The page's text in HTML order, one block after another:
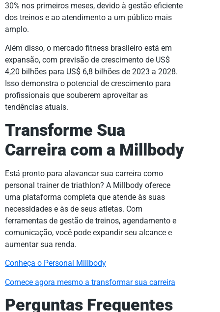
30% nos primeiros meses, devido à gestão eficiente
dos treinos e ao atendimento a um público mais
amplo.
Além disso, o mercado fitness brasileiro está em
expansão, com previsão de crescimento de US$
4,20 bilhões para US$ 6,8 bilhões de 2023 a 2028.
Isso demonstra o potencial de crescimento para
profissionais que souberem aproveitar as
tendências atuais.
Transforme Sua
Carreira com a Millbody
Está pronto para alavancar sua carreira como
personal trainer de triathlon? A Millbody oferece
uma plataforma completa que atende às suas
necessidades e às de seus atletas. Com
ferramentas de gestão de treinos, agendamento e
comunicação, você pode expandir seu alcance e
aumentar sua renda.
Conheça o Personal Millbody
Comece agora mesmo a transformar sua carreira
Perguntas Frequentes